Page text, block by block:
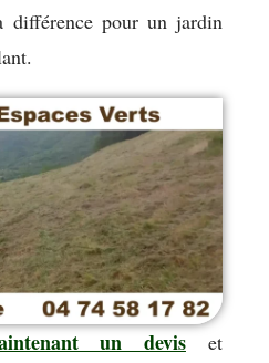
différence pour un jardin
un deviset